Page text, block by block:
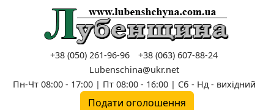
+38 (050) 261-96-96
+38 (063) 607-88-24
Lubenschina@ukr.net
Пн-Чт 08:00 - 17:00 | Пт 08:00 - 16:00 | Сб - Нд - вихідний
Подати оголошення